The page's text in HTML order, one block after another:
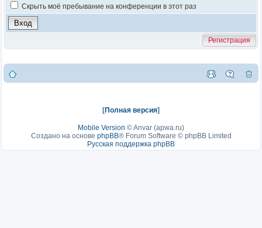
Скрыть моё пребывание на конференции в этот раз
Регистрация
[Полная версия]
Mobile Version ©Anvar (apwa.ru)
Создано на основе phpBB® Forum Software © phpBB Limited
Русская поддержка phpBB